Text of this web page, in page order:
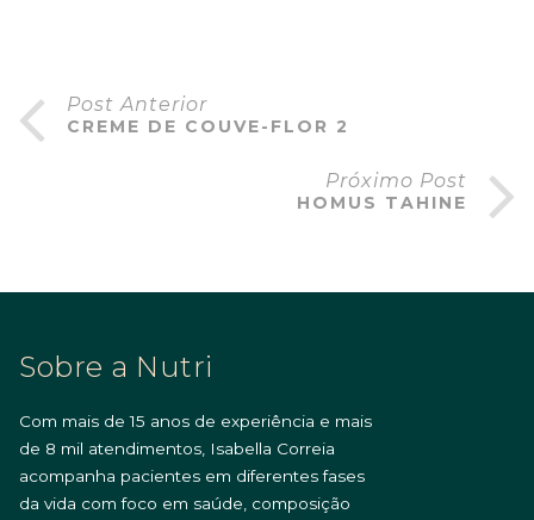
Post Anterior
CREME DE COUVE-FLOR 2
Próximo Post
HOMUS TAHINE
Sobre a Nutri
Com mais de 15 anos de experiência e mais
de 8 mil atendimentos, Isabella Correia
acompanha pacientes em diferentes fases
da vida com foco em saúde, composição